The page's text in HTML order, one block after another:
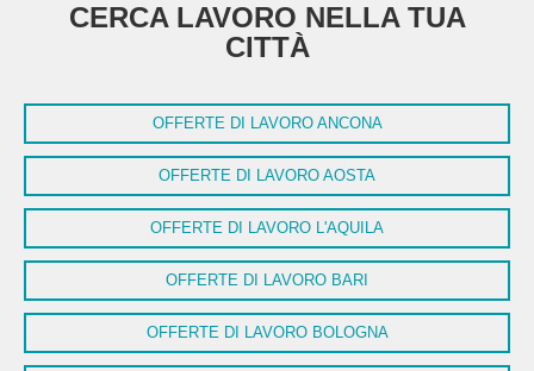
CERCA LAVORO NELLA TUA
CITTÀ
OFFERTE DI LAVORO ANCONA
OFFERTE DI LAVORO AOSTA
OFFERTE DI LAVORO L'AQUILA
OFFERTE DI LAVORO BARI
OFFERTE DI LAVORO BOLOGNA